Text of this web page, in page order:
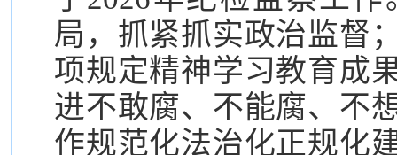
局，抓紧抓实政治监督
项规定精神学习教育成
进不敢腐、不能腐、不
作规范化法治化正规化